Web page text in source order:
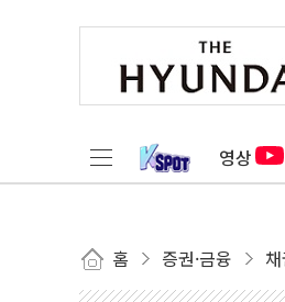
영상
홈 증권·금융